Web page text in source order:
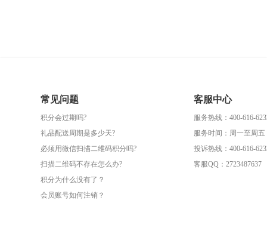
常见问题
积分会过期吗?
礼品配送周期是多少天?
必须用微信扫描二维码积分吗?
扫描二维码不存在怎么办?
积分为什么没有了？
会员账号如何注销？
客服中心
服务热线：400-616-
服务时间：周一至周五
投诉热线：400-616-
客服QQ：2723487637